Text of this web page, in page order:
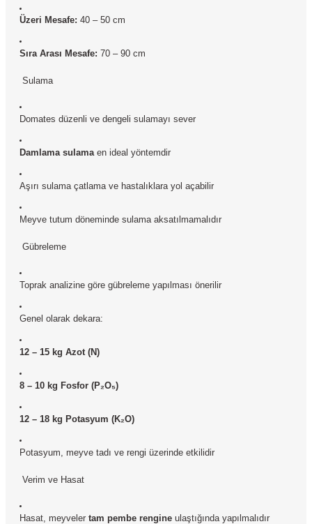
Üzeri Mesafe: 40 – 50 cm
Sıra Arası Mesafe: 70 – 90 cm
Sulama
Domates düzenli ve dengeli sulamayı sever
Damlama sulamaen ideal yöntemdir
Aşırı sulama çatlama ve hastalıklara yol açabilir
Meyve tutum döneminde sulama aksatılmamalıdır
Gübreleme
Toprak analizine göre gübreleme yapılması önerilir
Genel olarak dekara:
12 – 15 kg Azot (N)
8 – 10 kg Fosfor (P₂O₅)
12 – 18 kg Potasyum (K₂O)
Potasyum, meyve tadı ve rengi üzerinde etkilidir
Verim ve Hasat
Hasat, meyveler tam pembe rengine ulaştığında yapılmalıdır